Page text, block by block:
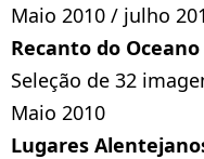
Maio 2010 / julho
Recanto do Oceano
Seleção de 32
Maio 2010
Lugares